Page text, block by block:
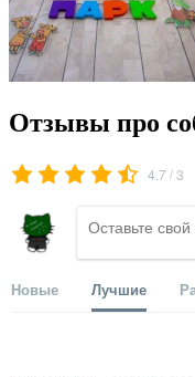
Отзывы про
4.7 /3
Новые Лучшие